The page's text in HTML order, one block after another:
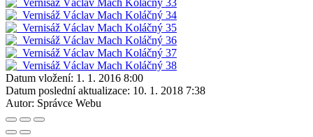
Datum vložení: 1. 1. 2016 8:00
Datum poslední aktualizace: 10. 1. 2018 7:38
Autor: Správce Webu